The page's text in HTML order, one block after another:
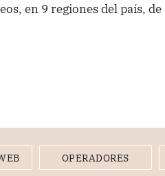
en 9 regiones del país, de
OPERADORES